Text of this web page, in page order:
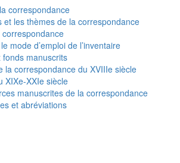
correspondance
et les thèmes de la correspondance
mode d’emploi de l’inventaire
fonds manuscrits
la correspondance du XVIIIe siècle
XIXe-XXIe siècle
manuscrites de la correspondance
et abréviations